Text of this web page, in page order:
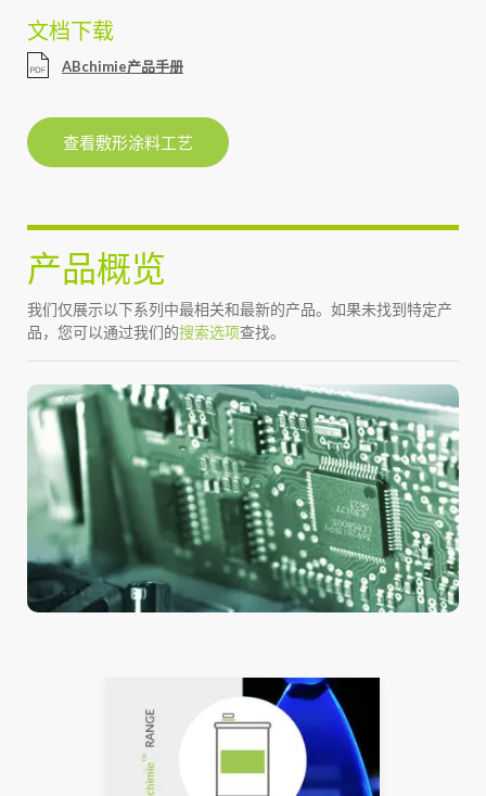
文档下载
ABchimie产品手册
查看敷形涂料工艺
产品概览
我们仅展示以下系列中最相关和最新的产品。如果未找到特定产
品，您可以通过我们的搜索选项查找。